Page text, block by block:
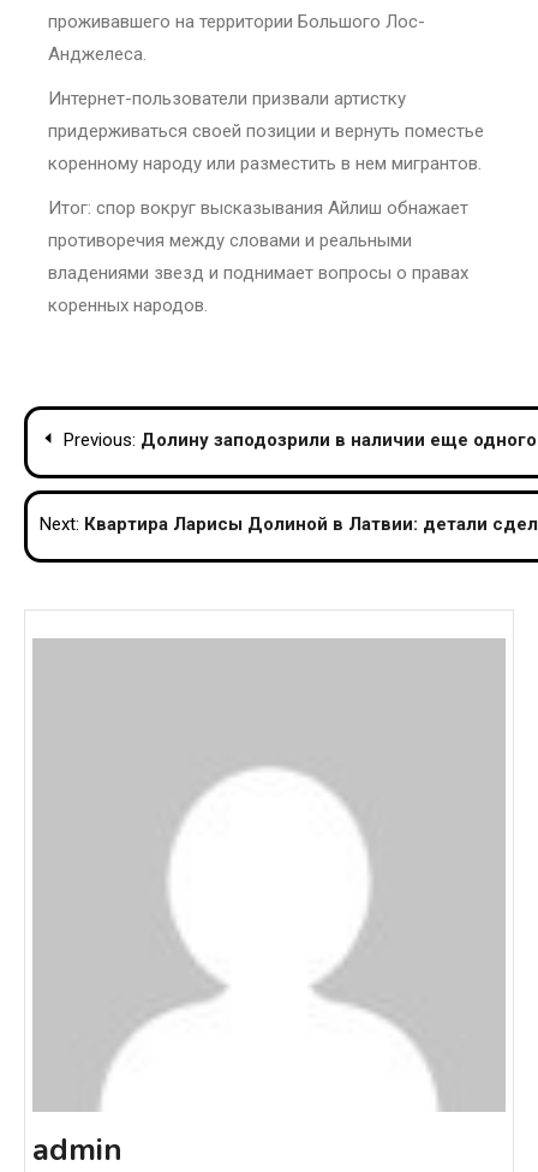
проживавшего на территории Большого Лос-
Анджелеса.
Интернет-пользователи призвали артистку
придерживаться своей позиции и вернуть поместье
коренному народу или разместить в нем мигрантов.
Итог: спор вокруг высказывания Айлиш обнажает
противоречия между словами и реальными
владениями звезд и поднимает вопросы о правах
коренных народов.
Post
navigation
Previous: Долину заподозрили в наличии еще
Next: Квартира Ларисы Долиной в Латвии: детали
admin